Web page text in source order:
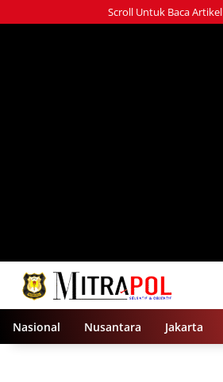
ke
Scroll Untuk Baca Artikel
Nasional Nusantara Jakarta